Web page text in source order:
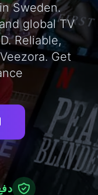
Sweden.
global TV
Reliable,
Get